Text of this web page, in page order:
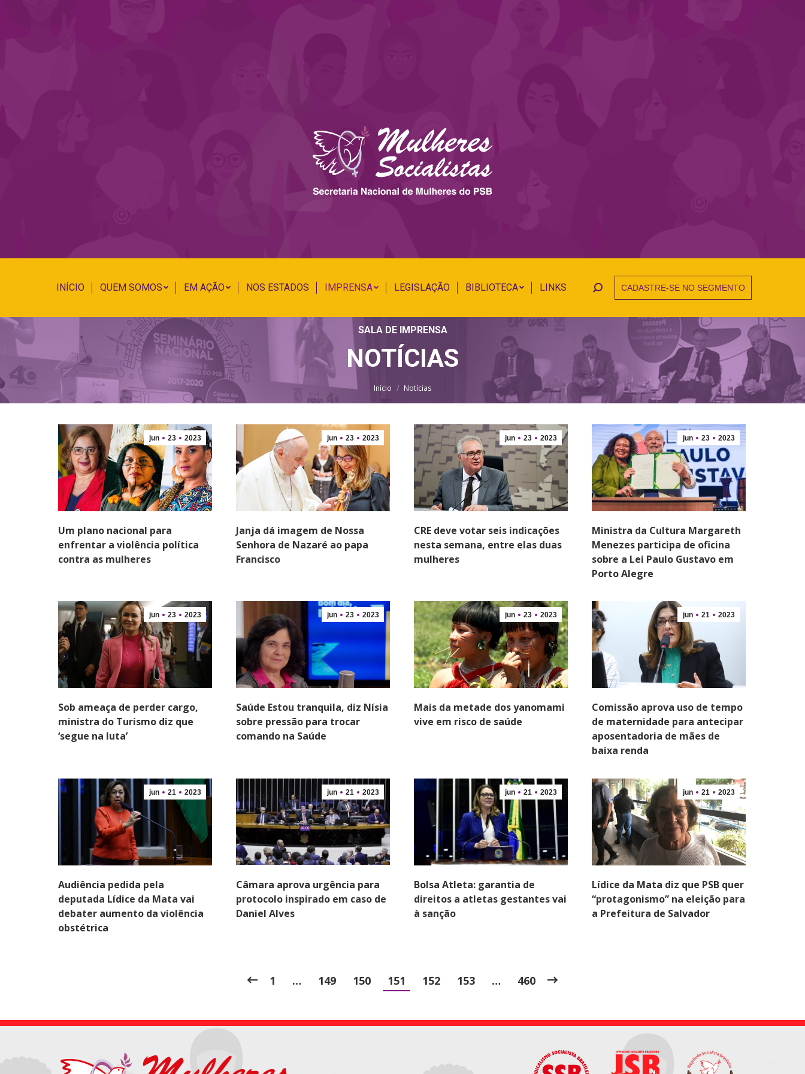
INÍCIO QUEM SOMOS EM AÇÃO NOS ESTADOS IMPRENSA LEGISLAÇÃO BIBLIOTECA LINKS Search:CADASTRE-SE NO SEGMENTO
SALA DE IMPRENSA
NOTÍCIAS
Você está aqui:
Início Notícias
jun 23 2023
Um plano nacional para
enfrentar a violência política
contra as mulheres
jun 23 2023
Janja dá imagem de Nossa
Senhora de Nazaré ao papa
Francisco
jun 23 2023
CRE deve votar seis indicações
nesta semana, entre elas duas
mulheres
jun 23 2023
Ministra da Cultura Margareth
Menezes participa de oficina
sobre a Lei Paulo Gustavo em
Porto Alegre
jun 23 2023
Sob ameaça de perder cargo,
ministra do Turismo diz que
‘segue na luta’
jun 23 2023
Saúde Estou tranquila, diz Nísia
sobre pressão para trocar
comando na Saúde
jun 23 2023
Mais da metade dos yanomami
vive em risco de saúde
jun 21 2023
Comissão aprova uso de tempo
de maternidade para antecipar
aposentadoria de mães de
baixa renda
jun 21 2023
Audiência pedida pela
deputada Lídice da Mata vai
debater aumento da violência
obstétrica
jun 21 2023
Câmara aprova urgência para
protocolo inspirado em caso de
Daniel Alves
jun 21 2023
Bolsa Atleta: garantia de
direitos a atletas gestantes vai
à sanção
jun 21 2023
Lídice da Mata diz que PSB quer
“protagonismo” na eleição para
a Prefeitura de Salvador
1 … 149 150 151 152 153 … 460